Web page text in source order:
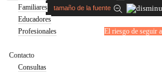
Familiares
Educadores
Profesionales
Contacto
Consultas
tamaño de la fuente
El riesgo de seguir